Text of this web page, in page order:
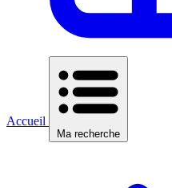
Accueil
Ma recherche